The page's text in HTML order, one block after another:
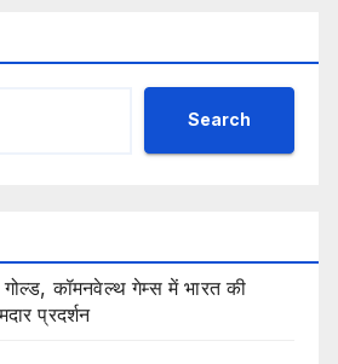
Search
कॉमनवेल्थ गेम्स में भारत की
प्रदर्शन